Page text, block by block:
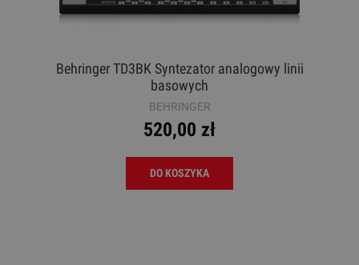
Behringer TD3BK Syntezator analogowy linii
basowych
BEHRINGER
520,00 zł
DO KOSZYKA